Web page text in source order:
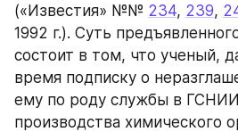
(«Известия» №№ 234, 239,
1992 г.). Суть
состоит в том, что ученый,
время подписку о
ему по роду службы в
производства химического